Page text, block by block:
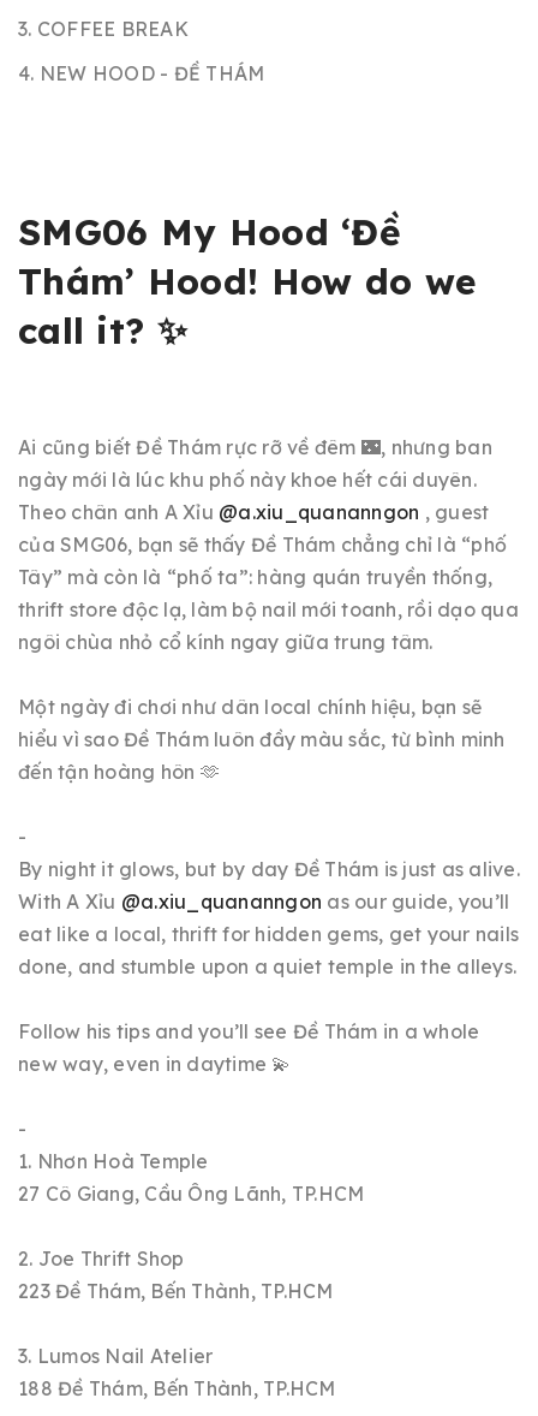
3. COFFEE BREAK
4. NEW HOOD - ĐỀ THÁM
SMG06 My Hood ‘Đề
Thám’ Hood! How do we
call it? ✨
Ai cũng biết Đề Thám rực rỡ về đêm 🌃, nhưng ban
ngày mới là lúc khu phố này khoe hết cái duyên.
Theo chân anh A Xỉu @a.xiu_quananngon , guest
của SMG06, bạn sẽ thấy Đề Thám chẳng chỉ là “phố
Tây” mà còn là “phố ta”: hàng quán truyền thống,
thrift store độc lạ, làm bộ nail mới toanh, rồi dạo qua
ngôi chùa nhỏ cổ kính ngay giữa trung tâm.
Một ngày đi chơi như dân local chính hiệu, bạn sẽ
hiểu vì sao Đề Thám luôn đầy màu sắc, từ bình minh
đến tận hoàng hôn 🫶
-
By night it glows, but by day Đề Thám is just as alive.
With A Xỉu @a.xiu_quananngon as our guide, you’ll
eat like a local, thrift for hidden gems, get your nails
done, and stumble upon a quiet temple in the alleys.
Follow his tips and you’ll see Đề Thám in a whole
new way, even in daytime 💫
-
1. Nhơn Hoà Temple
27 Cô Giang, Cầu Ông Lãnh, TP.HCM
2. Joe Thrift Shop
223 Đề Thám, Bến Thành, TP.HCM
3. Lumos Nail Atelier
188 Đề Thám, Bến Thành, TP.HCM